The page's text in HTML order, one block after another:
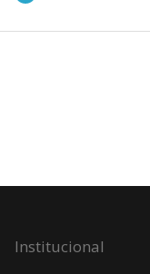
Institucional